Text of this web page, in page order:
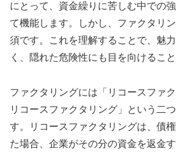
にとって、資金繰りに苦しむ中での
て機能します。しかし、ファクタリ
須です。これを理解することで、魅
く、隠れた危険性にも目を向けるこ
ファクタリングには「リコースファ
リコースファクタリング」という二
す。リコースファクタリングは、債
た場合、企業がその分の資金を返金